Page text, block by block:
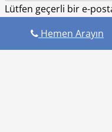
Lütfen geçerli bir e-
posta adresim ve site
Hemen Arayın